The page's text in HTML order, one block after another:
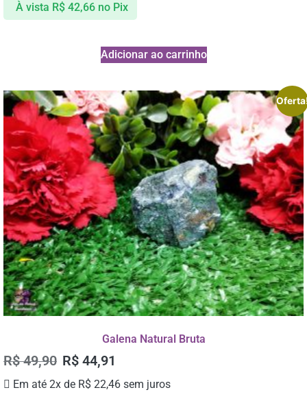
À vista R$42,66 no Pix
Adicionar ao carrinho
Galena Natural Bruta
R$49,90 R$ 44,91
Em até 2x de R$ 22,46 sem juros